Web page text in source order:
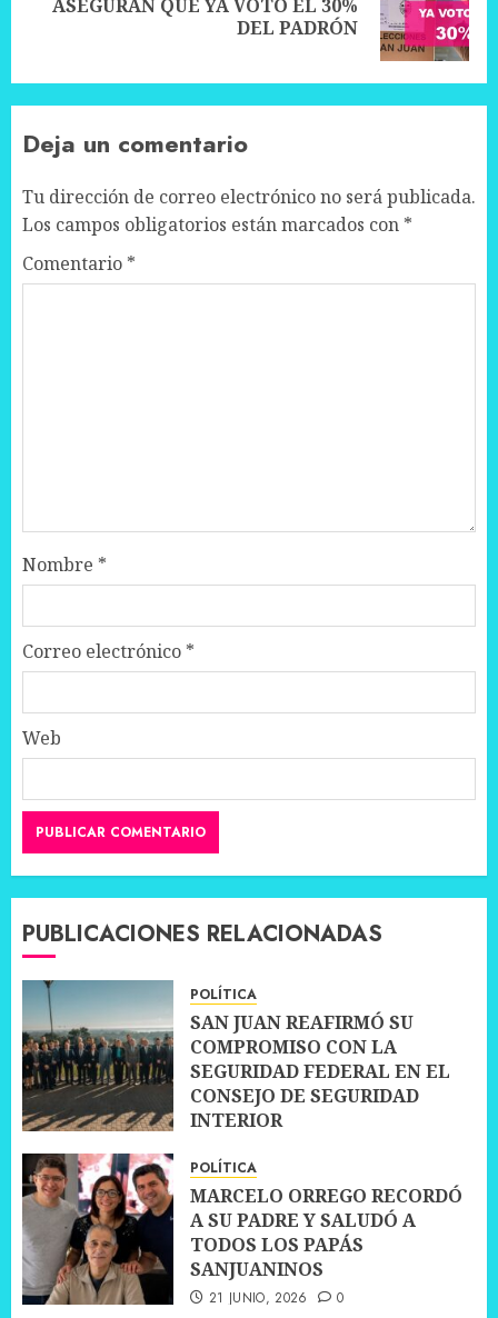
Next
ASEGURAN QUE YA VOTÓ EL 30%
DEL PADRÓN
Deja un comentario
Tu dirección de correo electrónico no será publicada.
Los campos obligatorios están marcados con *
Comentario *
Nombre *
Correo electrónico *
Web
PUBLICACIONES RELACIONADAS
POLÍTICA
SAN JUAN REAFIRMÓ SU
COMPROMISO CON LA
SEGURIDAD FEDERAL EN EL
CONSEJO DE SEGURIDAD
INTERIOR
POLÍTICA
MARCELO ORREGO RECORDÓ
A SU PADRE Y SALUDÓ A
TODOS LOS PAPÁS
SANJUANINOS
21 JUNIO, 2026 0